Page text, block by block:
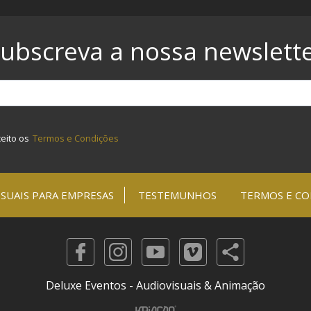
a nossa
os Termos e Condições
PARA EMPRESAS TESTEMUNHOS TERMOS E
Deluxe Eventos - Audiovisuais & Animação